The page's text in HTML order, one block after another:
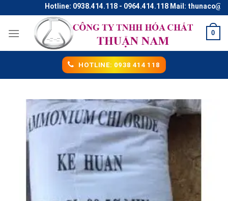
to
content
Hotline: 0938.414.118 - 0964.414.118 Mail:
0
HOTLINE: 0938 414 118